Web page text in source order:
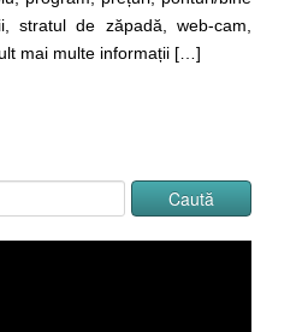
stratul de zăpadă, web-cam,
mai multe informații […]